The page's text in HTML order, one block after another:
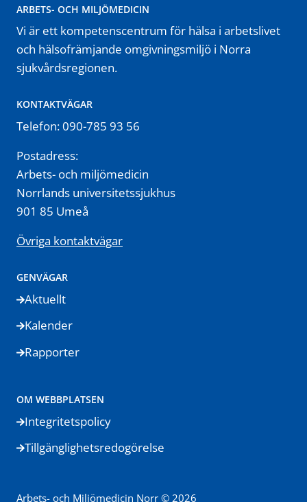
ARBETS- OCH MILJÖMEDICIN
Vi är ett kompetenscentrum för hälsa i arbetslivet
och hälsofrämjande omgivningsmiljö i Norra
sjukvårdsregionen.
KONTAKTVÄGAR
Telefon: 090-785 93 56
Postadress:
Arbets- och miljömedicin
Norrlands universitetssjukhus
901 85 Umeå
Övriga kontaktvägar
GENVÄGAR
Aktuellt
Kalender
Rapporter
OM WEBBPLATSEN
Integritetspolicy
Tillgänglighetsredogörelse
Arbets- och Miljömedicin Norr © 2026